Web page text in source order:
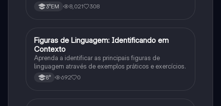
3°EM 8,021 308
FPortuguês
Figuras de Linguagem: Identificando em
Contexto
Aprenda a identificar as principais figuras de
linguagem através de exemplos práticos e exercícios.
8° 692 0